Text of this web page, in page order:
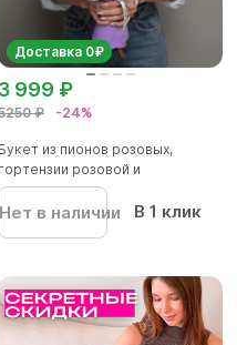
Доставка 0₽
₽ -24%
3 999 ₽
Букет из пионов розовых,
гортензии розовой и
Нет в наличии В 1 клик